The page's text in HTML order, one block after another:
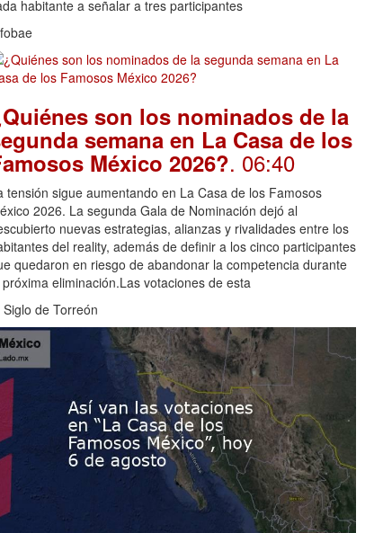
habitante a señalar a tres participantes
son los nominados de la
semana en La Casa de los
México 2026?. 06:40
tensión sigue aumentando en La Casa de los Famosos
2026. La segunda Gala de Nominación dejó al
nuevas estrategias, alianzas y rivalidades entre los
del reality, además de definir a los cinco participantes
quedaron en riesgo de abandonar la competencia durante
próxima eliminación.Las votaciones de esta
Siglo de Torreón